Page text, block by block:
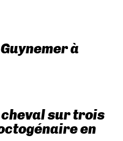
à
sur trois
en